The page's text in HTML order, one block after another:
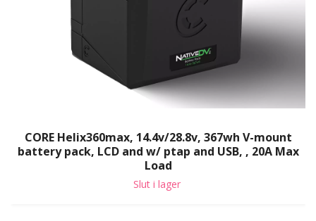
CORE Helix360max, 14.4v/28.8v, 367wh V-mount
battery pack, LCD and w/ ptap and USB, , 20A Max
Load
Slut i lager